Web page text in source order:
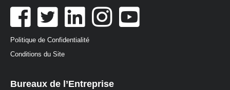
Politique de Confidentialité
Conditions du Site
Bureaux de l’Entreprise